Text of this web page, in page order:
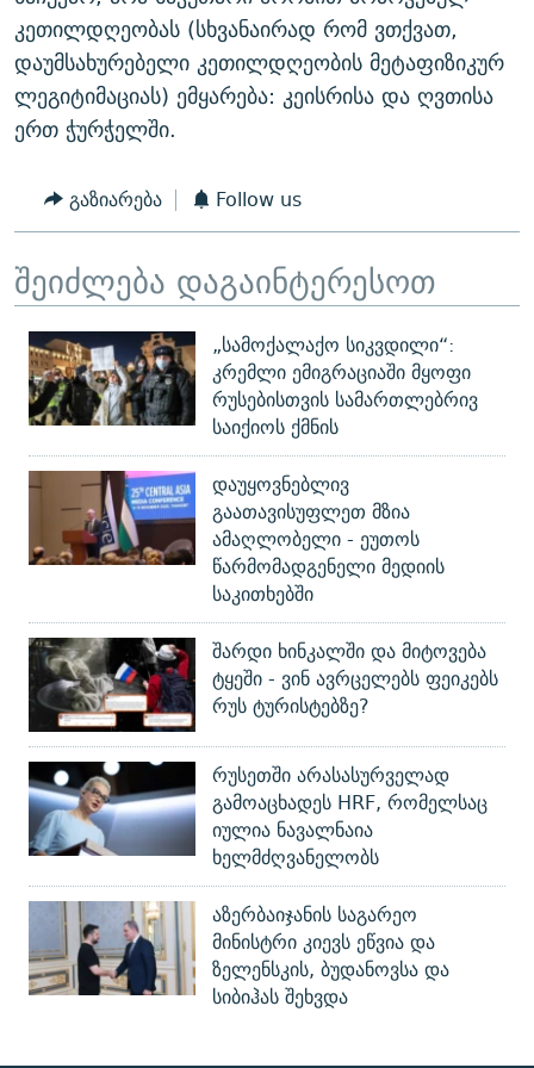
კეთილდღეობას (სხვანაირად რომ ვთქვათ,
დაუმსახურებელი კეთილდღეობის მეტაფიზიკურ
ლეგიტიმაციას) ემყარება: კეისრისა და ღვთისა
ერთ ჭურჭელში.
გაზიარება Follow us
შეიძლება დაგაინტერესოთ
„სამოქალაქო სიკვდილი“:
კრემლი ემიგრაციაში მყოფი
რუსებისთვის სამართლებრივ
საიქიოს ქმნის
დაუყოვნებლივ
გაათავისუფლეთ მზია
ამაღლობელი - ეუთოს
წარმომადგენელი მედიის
საკითხებში
შარდი ხინკალში და მიტოვება
ტყეში - ვინ ავრცელებს ფეიკებს
რუს ტურისტებზე?
რუსეთში არასასურველად
გამოაცხადეს HRF, რომელსაც
იულია ნავალნაია
ხელმძღვანელობს
აზერბაიჯანის საგარეო
მინისტრი კიევს ეწვია და
ზელენსკის, ბუდანოვსა და
სიბიჰას შეხვდა